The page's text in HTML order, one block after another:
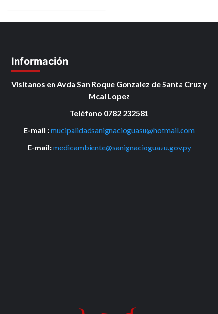
Información
Visitanos en Avda San Roque Gonzalez de Santa Cruz y
Mcal Lopez
Teléfono 0782 232581
E-mail :mucipalidadsanignacioguasu@hotmail.com
E-mail:medioambiente@sanignacioguazu.gov.py